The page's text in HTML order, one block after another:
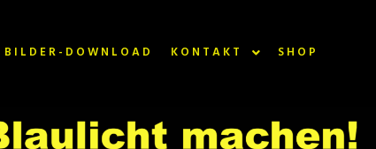
BILDER-DOWNLOAD KONTAKT SHOP